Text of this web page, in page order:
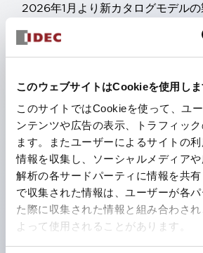
このウェブサイトはCookieを使用し
このサイトではCookieを使って、ユ
ンテンツや広告の表示、トラフィッ
ます。またユーザーによるサイトの
情報を収集し、ソーシャルメディア
解析の各サードパーティに情報を共有
で収集された情報は、ユーザーが各
た際に収集された情報と組み合わさ
よって使用されることがあります。
2026年1月より新カタログモデルの
予定
高電圧タイプのLED球が搭載可能
ました。
丸形圧着端子の配線工数を大幅に削
イトのダイレクトタイプを除く）
ひとつで6色の役をこなすLED球（
で色ごとに分かれていたLED球を、
を表現できるようにしました。
UL、CSA、TÜV、CCC認証品。